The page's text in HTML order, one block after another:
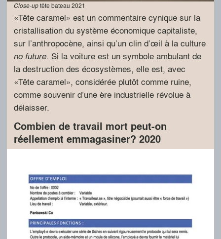
Close-uptête bateau 2021
«Tête caramel» est un commentaire cynique sur la
cristallisation du système économique capitaliste,
sur l’anthropocène, ainsi qu’un clin d’œil à la culture
no future. Si la voiture est un symbole ambulant de
la destruction des écosystèmes, elle est, avec
«Tête caramel», considérée plutôt comme ruine,
comme souvenir d’une ère industrielle révolue à
délaisser.
Combien de travail mort peut-on
réellement emmagasiner? 2020